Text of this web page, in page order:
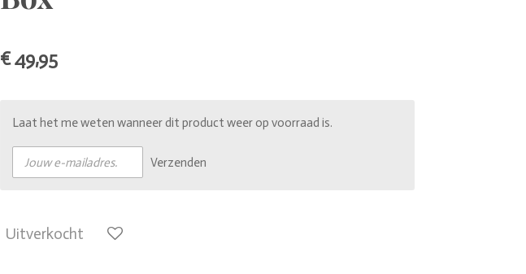
€ 49,95
Laat het me weten wanneer dit product weer op voorraad is.
Verzenden
Uitverkocht